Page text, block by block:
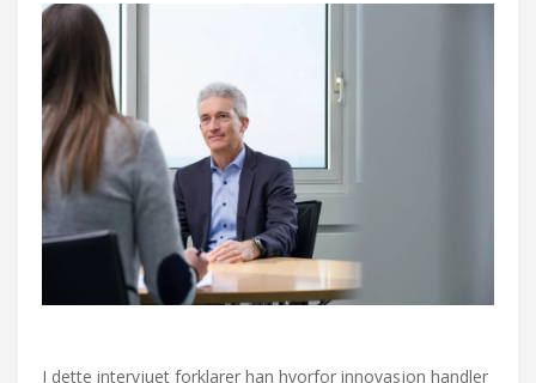
I dette intervjuet forklarer han hvorfor innovasjon handler